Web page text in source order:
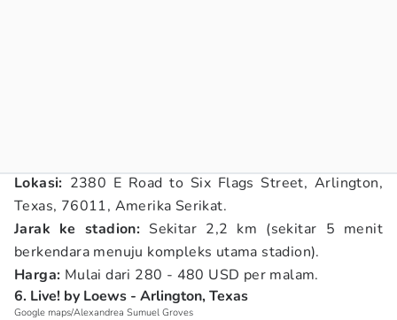
Lokasi: 2380 E Road to Six Flags Street, Arlington,
Texas, 76011, Amerika Serikat.
Jarak ke stadion: Sekitar 2,2 km (sekitar 5 menit
berkendara menuju kompleks utama stadion).
Harga: Mulai dari 280 - 480 USD per malam.
6. Live! by Loews - Arlington, Texas
Google maps/Alexandrea Sumuel Groves